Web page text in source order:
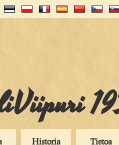
Historia Tietoa